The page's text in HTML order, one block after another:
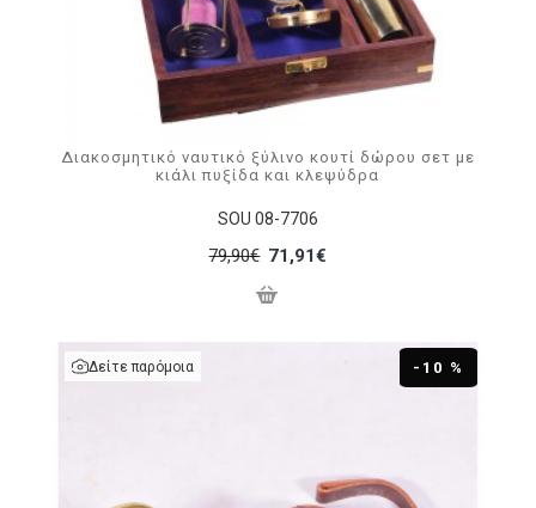
SOU 08-7706
Διακοσμητικό ναυτικό ξύλινο κουτί δώρου σετ με
κιάλι πυξίδα και κλεψύδρα
79,90€ 71,91€
-10 %
Δείτε παρόμοια